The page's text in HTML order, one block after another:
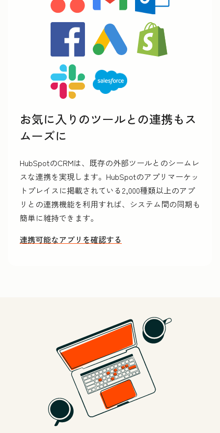
お気に入りのツールとの連携もス
ムーズに
HubSpotのCRMは、既存の外部ツールとのシームレ
スな連携を実現します。HubSpotのアプリマーケッ
トプレイスに掲載されている2,000種類以上のアプ
リとの連携機能を利用すれば、システム間の同期も
簡単に維持できます。
連携可能なアプリを確認する